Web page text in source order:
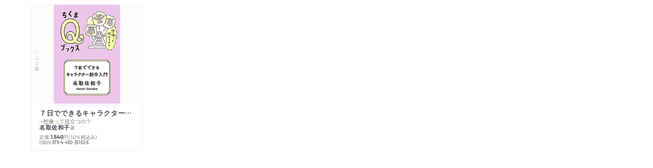
シリーズ・全集
７日でできるキャラクター創作入門
─想像って役立つの？
名取佐和子著
定価:1,540円 （10％税込み）
ISBN:978-4-480-25162-6